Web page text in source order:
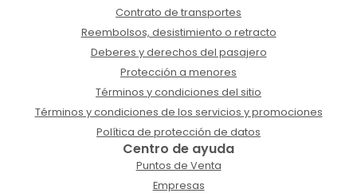
Contrato de transportes
Reembolsos, desistimiento o retracto
Deberes y derechos del pasajero
Protección a menores
Términos y condiciones del sitio
Términos y condiciones de los servicios y promociones
Política de protección de datos
Centro de ayuda
Puntos de Venta
Empresas